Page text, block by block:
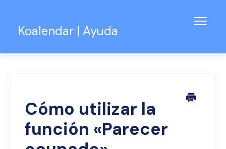
Koalendar | Ayuda
Contacto
Cómo utilizar la
función «Parecer